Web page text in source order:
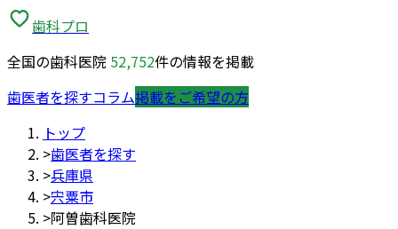
歯科プロ
全国の歯科医院 52,752件の情報を掲載
歯医者を探すコラム掲載をご希望の方
トップ
>歯医者を探す
>兵庫県
>宍粟市
>阿曽歯科医院